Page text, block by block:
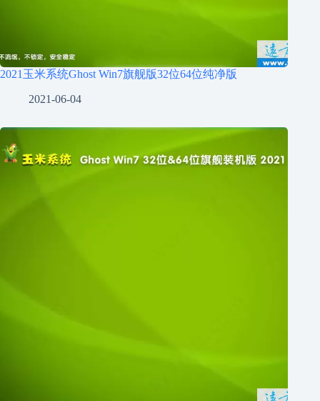
2021玉米系统Ghost Win7旗舰版32位64位纯净版
2021-06-04